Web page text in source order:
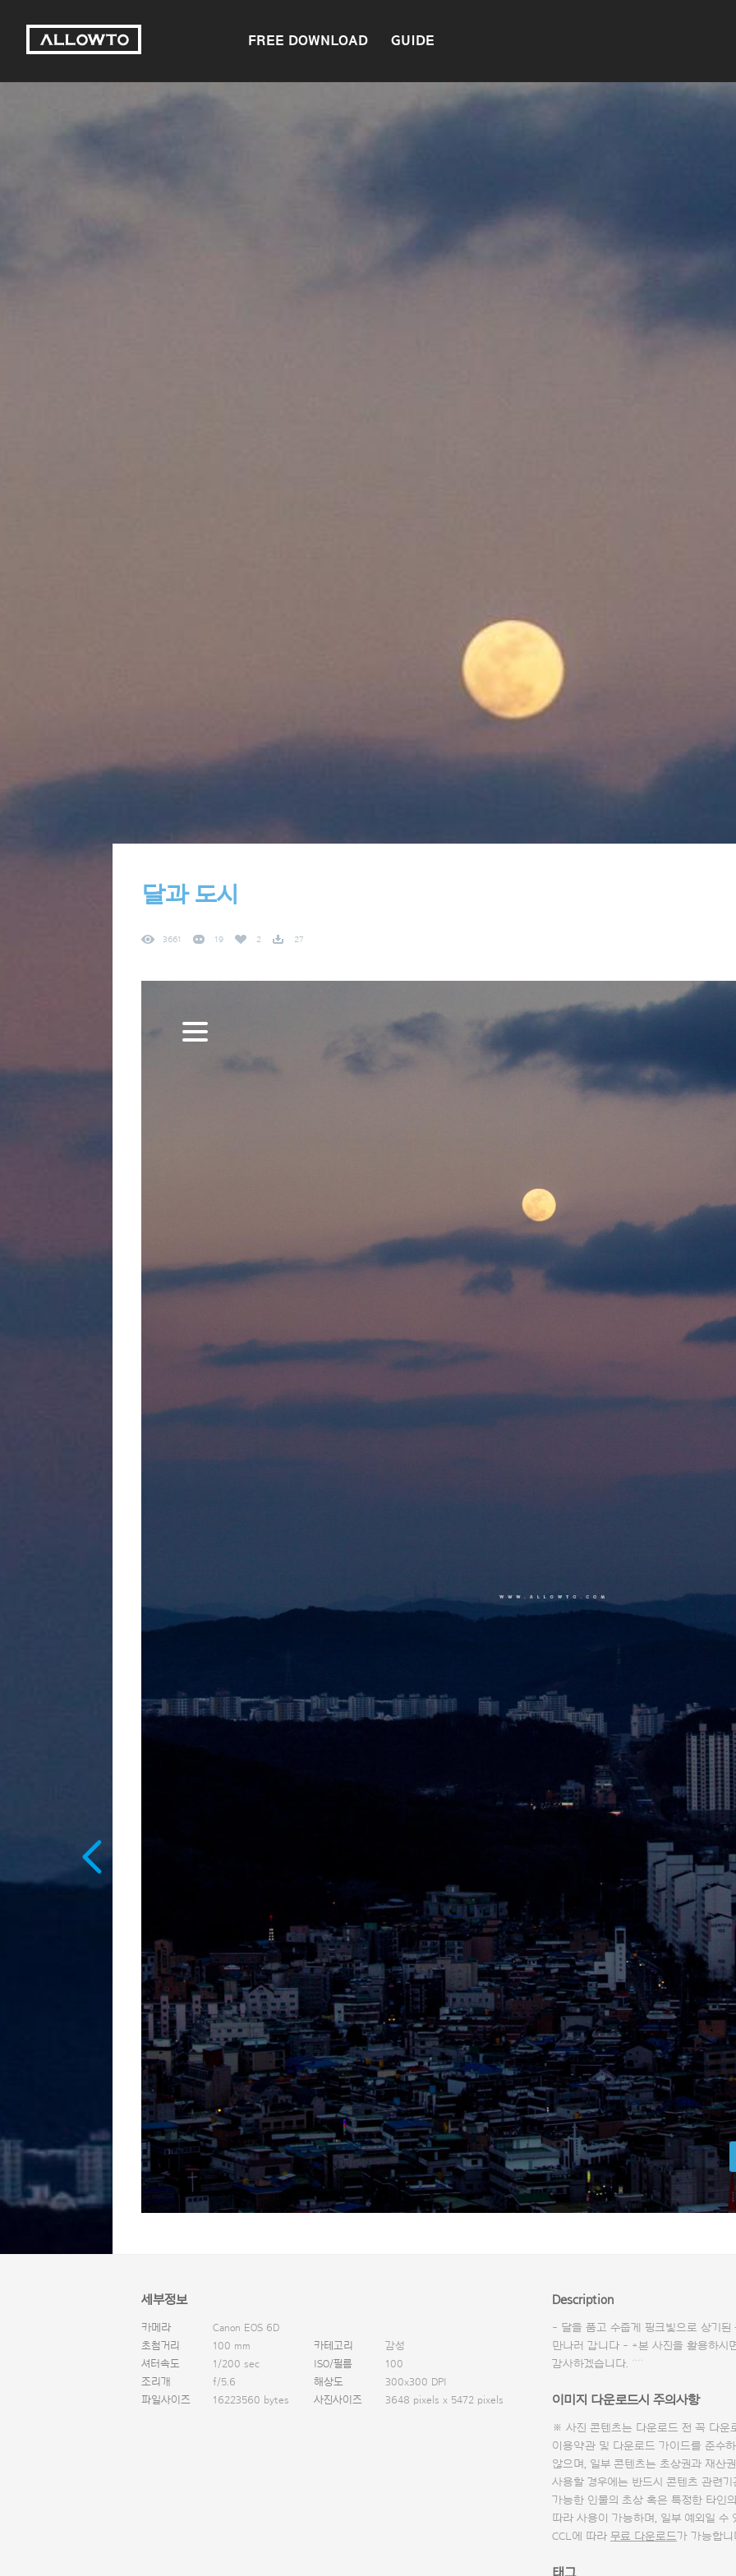
FREE DOWNLOAD GUIDE
달과 도시
3661 19 2 27
세부정보
카메라
Canon EOS 6D
초첨거리
100 mm 카테고리
감성
셔터속도
1/200 sec ISO/필름
100
조리개
f/5.6 해상도
300x300 DPI
파일사이즈
16223560 bytes 사진사이즈 3648 pixels x 5472 pixels
Description
- 달을 품고 수줍게 핑크빛으로 상기
만나러 갑니다 - *본 사진을 활용하시
감사하겠습니다. ^^
이미지 다운로드시 주의사항
※ 사진 콘텐츠는 다운로드 전 꼭 다운
이용약관 및 다운로드 가이드를 준수
않으며, 일부 콘텐츠는 초상권과 재산
사용할 경우에는 반드시 콘텐츠 관련
가능한 인물의 초상 혹은 특정한 타인
따라 사용이 가능하며, 일부 예외일
CCL에 따라 무료 다운로드 가 가능합니
태그